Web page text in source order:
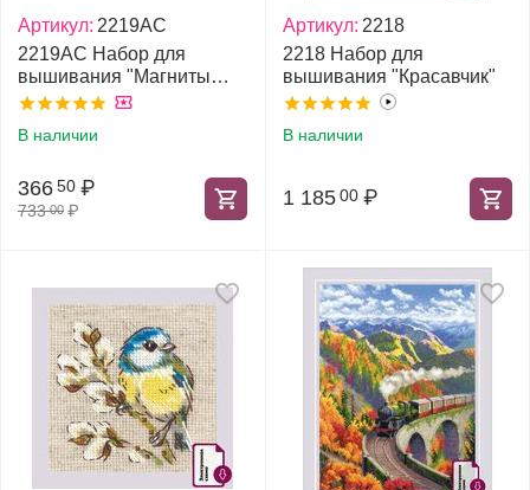
Артикул: 2219АС
2219АС Набор для
вышивания "Магниты
Змейки"
В наличии
733 00 ₽
366 50 ₽
Артикул: 2218
2218 Набор для
вышивания "Красавчик"
В наличии
1 185 00 ₽